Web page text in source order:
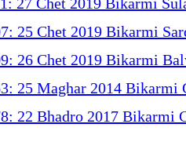
25 Chet 2019 Bikarmi
26 Chet 2019 Bikarmi
25 Maghar 2014 Bikarmi
22 Bhadro 2017 Bikarmi